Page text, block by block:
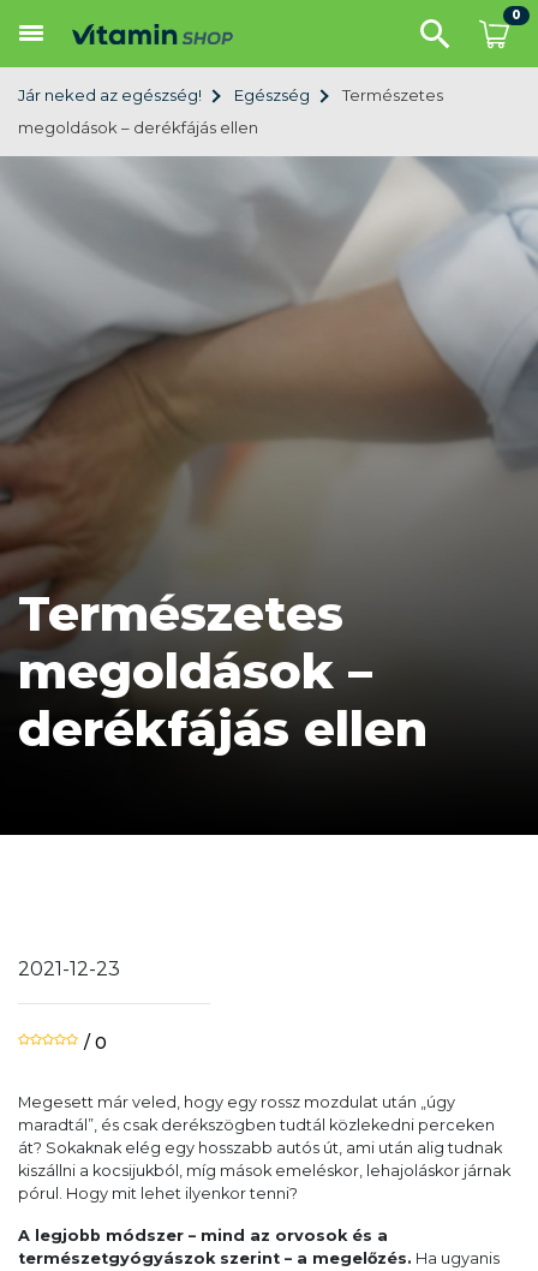
0
Jár neked az egészség! Egészség
Természetes
megoldások – derékfájás ellen
Természetes
megoldások –
derékfájás ellen
2021-12-23
/ 0
Megesett már veled, hogy egy rossz mozdulat után „úgy
maradtál”, és csak derékszögben tudtál közlekedni perceken
át? Sokaknak elég egy hosszabb autós út, ami után alig tudnak
kiszállni a kocsijukból, míg mások emeléskor, lehajoláskor járnak
pórul. Hogy mit lehet ilyenkor tenni?
A legjobb módszer – mind az orvosok és a
természetgyógyászok szerint – a megelőzés. Ha ugyanis